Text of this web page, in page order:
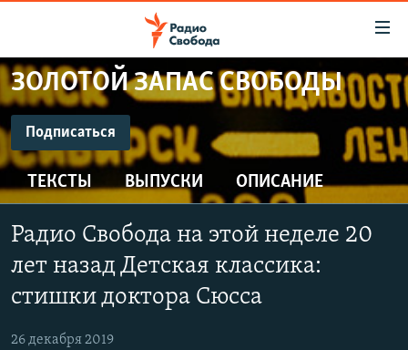
упрощенного
доступа
Вернуться
к
основному
содержанию
Вернутся
главной
навигации
ПРОГРАММЫ
ПОДКАСТЫ
АВТОРСКИЕ ПРОЕКТЫ
ЦИТАТЫ СВОБОДЫ
МНЕНИЯ
КУЛЬТУРА
IDEL.РЕАЛИИ
ЗОЛОТОЙ ЗАПАС СВОБОДЫ
Подписаться
ПОДПИСАТЬСЯ
Подписаться
ТЕКСТЫ ВЫПУСКИ ОПИСАНИЕ
Радио Свобода на этой неделе 20
лет назад Детская классика:
стишки доктора Сюсса
26 декабря 2019